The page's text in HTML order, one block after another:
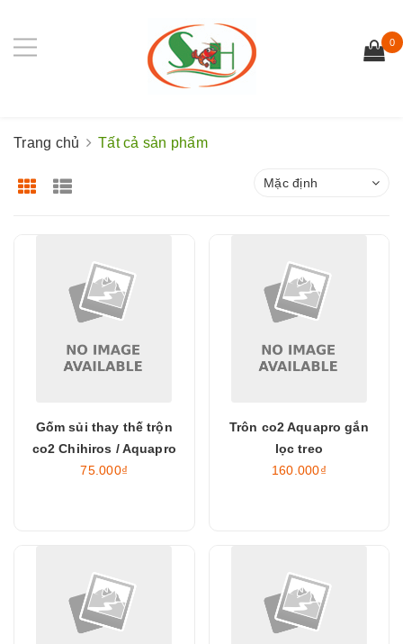
0
Trang chủ Tất cả sản phẩm
Mặc định
Gốm sủi thay thế trộn
co2 Chihiros / Aquapro
75.000₫
Trôn co2 Aquapro gắn
lọc treo
160.000₫